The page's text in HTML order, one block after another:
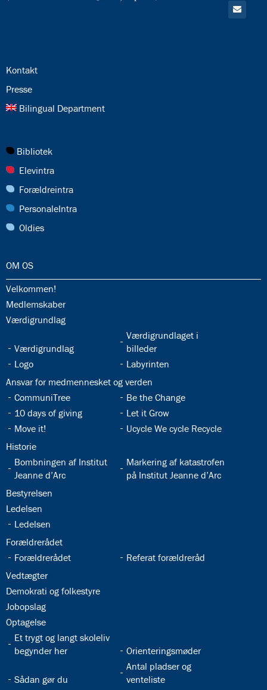
Gå
til:
24.0:
Kontakt
25.0:
Presse
26.0:
Bilingual Department
27.0:
Bibliotek
28.0:
Elevintra
29.0:
Forældreintra
30.0:
PersonaleIntra
31.0:
Oldies
32.0:
OM OS
32.1:
Velkommen!
32.2:
Medlemskaber
32.3:
Værdigrundlag
32.4:
Værdigrundlag
32.5:
Værdigrundlaget i
billeder
32.6:
Logo 32.7:
Labyrinten
32.8:
Ansvar for medmennesket og verden
32.9:
CommuniTree 32.10:
Be the Change
32.11:
10 days of giving 32.12:
Let it Grow
32.13:
Move it! 32.14:
Ucycle We cycle Recycle
32.15:
Historie
32.16:
Bombningen af Institut
Jeanne d’Arc
32.17:
Markering af katastrofen
på Institut Jeanne d’Arc
32.18:
Bestyrelsen
32.19:
Ledelsen
32.20:
Ledelsen
32.21:
Forældrerådet
32.22:
Forældrerådet 32.23:
Referat forældreråd
32.24:
Vedtægter
32.25:
Demokrati og folkestyre
32.26:
Jobopslag
32.27:
Optagelse
32.28:
Et trygt og langt skoleliv
begynder her
32.29:
Orienteringsmøder
32.30:
Sådan gør du
32.31:
Antal pladser og
venteliste